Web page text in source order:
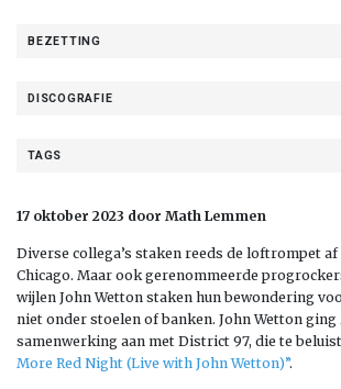
BEZETTING
DISCOGRAFIE
TAGS
17 oktober 2023 door Math Lemmen
Diverse collega’s staken reeds de loftrompet af
Chicago. Maar ook gerenommeerde
wijlen John Wetton staken hun bewondering
niet onder stoelen of banken. John Wetton ging
samenwerking aan met District 97, die te
More Red Night (Live with John Wetton)”.